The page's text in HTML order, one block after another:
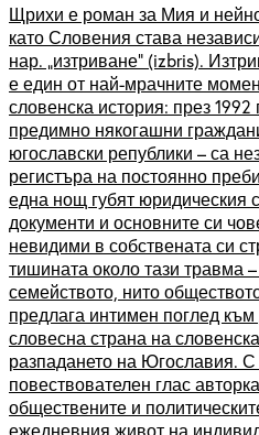
Щрихи е роман за Мия и
като Словения става
нар. „изтриване“ (izbris).
е един от най-мрачните
словенска история: през
предимно някогашни
югославски републики – са
регистъра на постоянно
една нощ губят юридическия
документи и основните си
невидими в собствената си
тишината около тази травма
семейството, нито
предлага интимен поглед
словесна страна на
разпадането на Югославия.
повествователен глас
обществените и
ежедневния живот на